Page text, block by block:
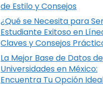
de Estilo y Consejos
¿Qué se Necesita para
Estudiante Exitoso en
Claves y Consejos
La Mejor Base de Datos de
Universidades en México:
Encuentra Tu Opción